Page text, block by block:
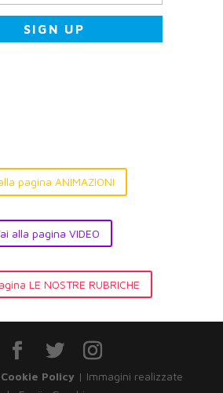
pagina ANIMAZIONI
alla pagina VIDEO
LE NOSTRE RUBRICHE
Cookie Policy| Immagini realizzate